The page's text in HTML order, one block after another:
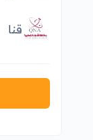
قنا